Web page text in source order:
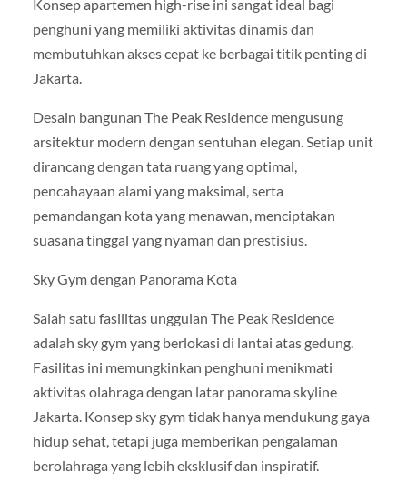
Konsep apartemen high-rise ini sangat ideal bagi
penghuni yang memiliki aktivitas dinamis dan
membutuhkan akses cepat ke berbagai titik penting di
Jakarta.
Desain bangunan The Peak Residence mengusung
arsitektur modern dengan sentuhan elegan. Setiap unit
dirancang dengan tata ruang yang optimal,
pencahayaan alami yang maksimal, serta
pemandangan kota yang menawan, menciptakan
suasana tinggal yang nyaman dan prestisius.
Sky Gym dengan Panorama Kota
Salah satu fasilitas unggulan The Peak Residence
adalah sky gym yang berlokasi di lantai atas gedung.
Fasilitas ini memungkinkan penghuni menikmati
aktivitas olahraga dengan latar panorama skyline
Jakarta. Konsep sky gym tidak hanya mendukung gaya
hidup sehat, tetapi juga memberikan pengalaman
berolahraga yang lebih eksklusif dan inspiratif.